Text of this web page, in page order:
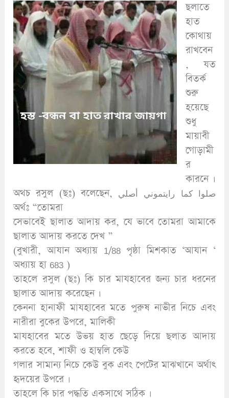
ছলাতে
হাত
কোথায়
রাখবেন
, যত
বিতর্ক
শুরু
হয়েছে
শুধু
মায়াবী
গোড়ামী
র
কারনে ।
অথচ রসুল (ছঃ) বলেছেন, صلوا كما رايتموني أصلي
অর্থঃ “তোমরা
সেভাবেই ছালাত আদায় কর, যে ভাবে তোমরা আমাকে
ছালাত আদায় করতে দেখ ”
(বুখারী, আযান অধ্যায় 1/88 পৃষ্ঠা মিশকাত ‘আযান ‘
অধ্যায় হা 683 )
তাহলে রসুল (ছঃ) কি চার মাযহাবের জন্য চার ধরনের
ছালাত আদায় করেছেন ।
কেননা হানাফী মাযহাবের মতে পুরুষ নাভীর নিচে এবং
নারীরা বুকের উপরে, মালিকী
মাযহাবের মতে উভয় হাত ছেড়ে দিয়ে ছলাত আদায়
করতে হবে, শাফী ও হাম্বলি কেউ
গলার সামান্য নিচে কেউ বুক এবং পেটের মাঝখানে অর্থাৎ
হৃদয়ের উপরে ।
তাহলে কি চার পদ্ধতি একসাথে সঠিক ।